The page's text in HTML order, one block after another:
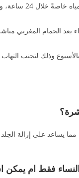
أحرص على
وذلك لتجنب
يساعد على إزالة
فقط ام يمكن
يجدد روحك، ويمنحك